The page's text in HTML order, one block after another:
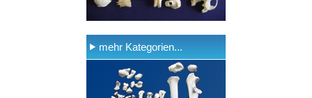
mehr Kategorien...